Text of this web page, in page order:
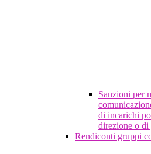
Sanzioni per
di incarichi
direzione o di
Rendiconti gruppi